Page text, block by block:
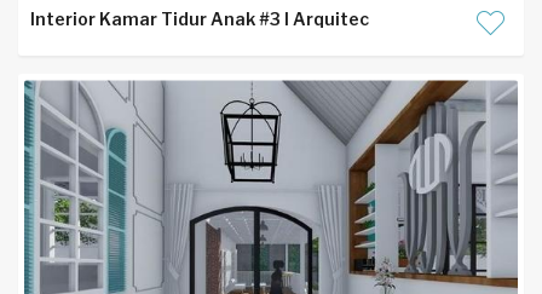
Interior Kamar Tidur Anak #3 I Arquitec